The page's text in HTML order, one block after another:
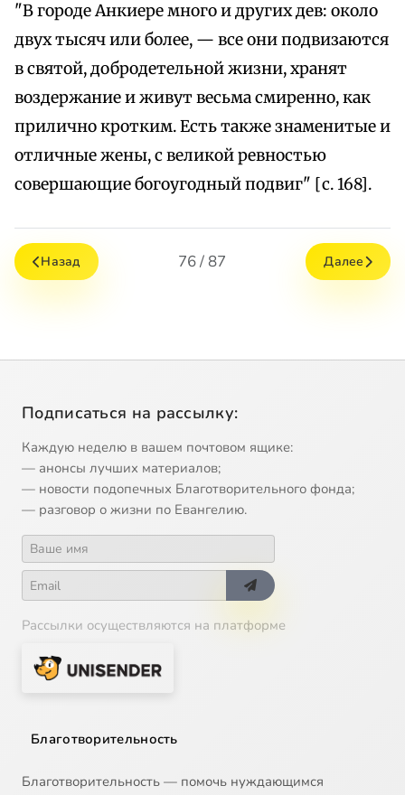
"В городе Анкиере много и других дев: около
двух тысяч или более, — все они подвизаются
в святой, добродетельной жизни, хранят
воздержание и живут весьма смиренно, как
прилично кротким. Есть также знаменитые и
отличные жены, с великой ревностью
совершающие богоугодный подвиг" [с. 168].
Назад 76 / 87 Далее
Подписаться на рассылку:
Каждую неделю в вашем почтовом ящике:
— анонсы лучших материалов;
— новости подопечных Благотворительного фонда;
— разговор о жизни по Евангелию.
Рассылки осуществляются на платформе
Благотворительность
Благотворительность — помочь нуждающимся